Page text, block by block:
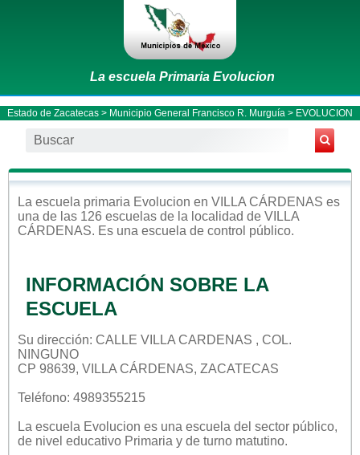
La escuela Primaria Evolucion
Estado de Zacatecas > Municipio General Francisco R. Murguía > EVOLUCION
La escuela primaria Evolucion en VILLA CÁRDENAS es
una de las 126 escuelas de la localidad de VILLA
CÁRDENAS. Es una escuela de control público.
INFORMACIÓN SOBRE LA
ESCUELA
Su dirección: CALLE VILLA CARDENAS , COL.
NINGUNO
CP 98639, VILLA CÁRDENAS, ZACATECAS
Teléfono: 4989355215
La escuela Evolucion es una escuela del sector público,
de nivel educativo Primaria y de turno matutino.